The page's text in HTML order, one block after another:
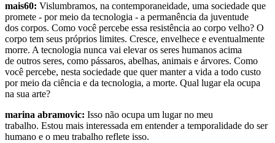
mais60: Vislumbramos, na contemporaneidade, uma sociedade que
promete - por meio da tecnologia - a permanência da juventude
dos corpos. Como você percebe essa resistência ao corpo velho? O
corpo tem seus próprios limites. Cresce, envelhece e eventualmente
morre. A tecnologia nunca vai elevar os seres humanos acima
de outros seres, como pássaros, abelhas, animais e árvores. Como
você percebe, nesta sociedade que quer manter a vida a todo custo
por meio da ciência e da tecnologia, a morte. Qual lugar ela ocupa
na sua arte?
marina abramovic: Isso não ocupa um lugar no meu
trabalho. Estou mais interessada em entender a temporalidade do ser
humano e o meu trabalho reflete isso.